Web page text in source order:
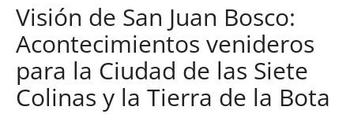
Visión de San Juan Bosco:
Acontecimientos venideros
para la Ciudad de las Siete
Colinas y la Tierra de la Bota